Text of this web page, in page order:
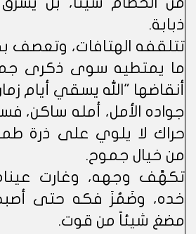
ذبابة.
تتلقفه الهتافات، وتعصف
ما يمتطيه سوى ذكرى
أنقاضها "الله يسقي أيام
جواده الأمل، أمله ساكن،
حراك لا يلوي على ذرة
من خيال جموح.
تكهَّف وجهه، وغارت
خده، وضَمُزَ فكه حتى
مضغ شيئاً من قوت.